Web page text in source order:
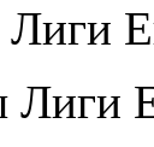
Лиги
Лиги